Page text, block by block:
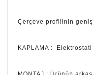
Çerçeve profilinin
KAPLAMA :